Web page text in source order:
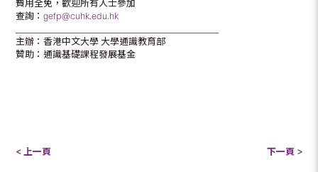
費用全免，歡迎所有人士參加
查詢：gefp@cuhk.edu.hk
主辦：香港中文大學 大學通識教育部
贊助：通識基礎課程發展基金
< 上一頁 下一頁 >